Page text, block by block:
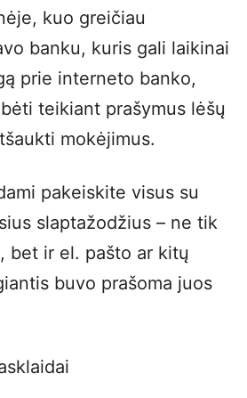
kuo greičiau
banku, kuris gali laikinai
prie interneto banko,
teikiant prašymus lėšų
mokėjimus.
pakeiskite visus su
slaptažodžius – ne tik
bet ir el. pašto ar kitų
buvo prašoma juos